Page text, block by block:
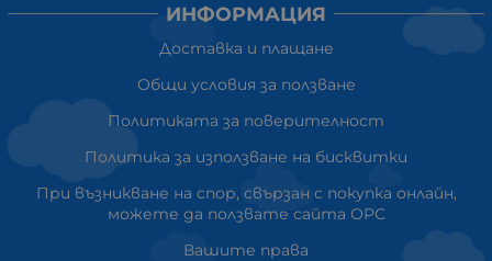
ИНФОРМАЦИЯ
Доставка и плащане
Общи условия за ползване
Политиката за поверителност
Политика за използване на бисквитки
При възникване на спор, свързан с покупка онлайн,
можете да ползвате сайта ОРС
Вашите права